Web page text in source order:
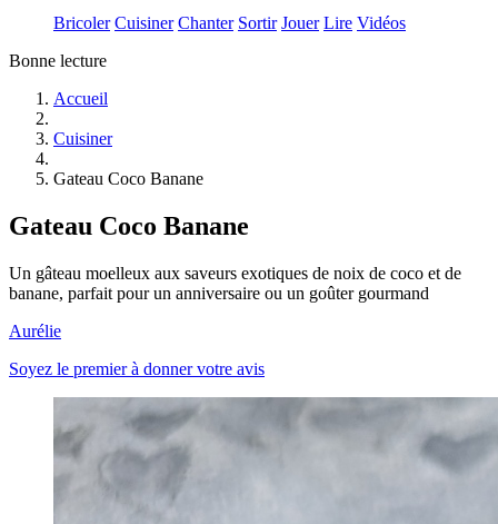
Bricoler Cuisiner Chanter Sortir Jouer Lire Vidéos
Bonne lecture
Accueil
Cuisiner
Gateau Coco Banane
Gateau Coco Banane
Un gâteau moelleux aux saveurs exotiques de noix de coco et de
banane, parfait pour un anniversaire ou un goûter gourmand
Aurélie
Soyez le premier à donner votre avis